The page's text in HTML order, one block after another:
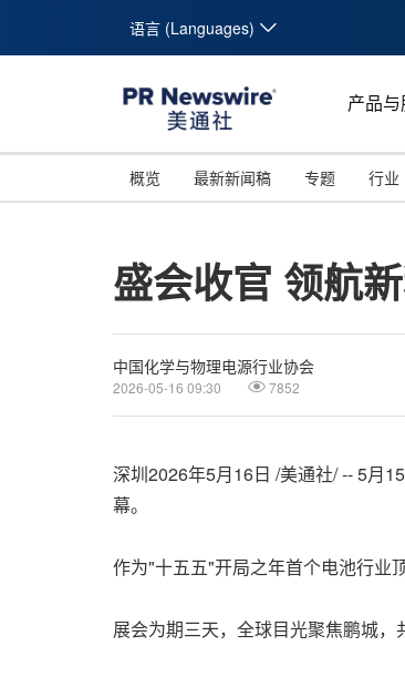
语言 (Languages)
产品
概览 最新新闻稿 专题 行业
盛会收官 领航
中国化学与物理电源行业协会
2026-05-16 09:30 7852
深圳2026年5月16日 /美通社/ -- 5月
幕。
作为"十五五"开局之年首个电池行业
展会为期三天，全球目光聚焦鹏城